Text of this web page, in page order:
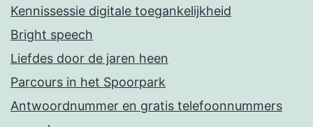
Kennissessie digitale toegankelijkheid
Bright speech
Liefdes door de jaren heen
Parcours in het Spoorpark
Antwoordnummer en gratis telefoonnummers